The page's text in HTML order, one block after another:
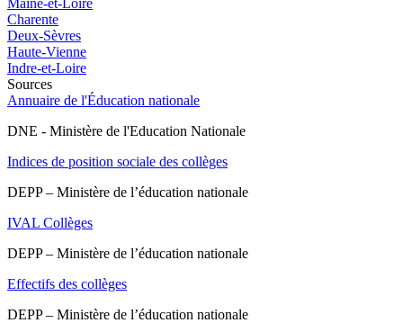
Charente
Deux-Sèvres
Haute-Vienne
Indre-et-Loire
Sources
Annuaire de l'Éducation nationale
DNE - Ministère de l'Education Nationale
Indices de position sociale des collèges
DEPP – Ministère de l’éducation nationale
IVAL Collèges
DEPP – Ministère de l’éducation nationale
Effectifs des collèges
DEPP – Ministère de l’éducation nationale